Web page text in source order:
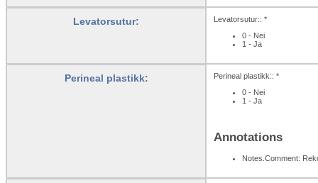
Levatorsutur:
Levatorsutur:: *
0 - Nei
1 - Ja
Perineal plastikk:
Perineal plastikk:: *
0 - Nei
1 - Ja
Annotations
Notes.Comment: